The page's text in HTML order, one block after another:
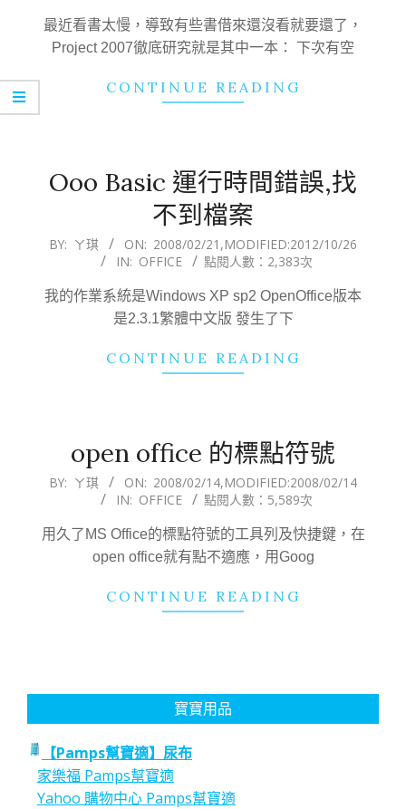
20
最近看書太慢，導致有些書借來還沒看就要還了，
Project 2007徹底研究就是其中一本： 下次有空
CONTINUE READING
Ooo Basic 運行時間錯誤,找
不到檔案
2008-
21
BY: ㄚ琪 ON: 2008/02/21 ,MODIFIED:2012/10/26
IN: OFFICE 點閱人數：2,383次
我的作業系統是Windows XP sp2 OpenOffice版本
是2.3.1繁體中文版 發生了下
CONTINUE READING
open office 的標點符號
2008-
14
BY: ㄚ琪 ON: 2008/02/14,MODIFIED:2008/02/14
IN: OFFICE 點閱人數：5,589次
用久了MS Office的標點符號的工具列及快捷鍵，在
open office就有點不適應，用Goog
CONTINUE READING
寶寶用品
【Pamps幫寶適】尿布
家樂福 Pamps幫寶適
Yahoo 購物中心 Pamps幫寶適